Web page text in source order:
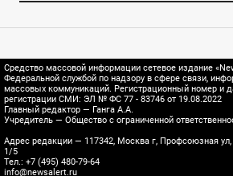
Средство массовой информации сетевое издание
Федеральной службой по надзору в сфере связи,
массовых коммуникаций. Регистрационный номер и
регистрации СМИ: ЭЛ № ФС 77 - 83746 от 19.08.2022
Главный редактор — Ганга А.А.
Учредитель — Общество с ограниченной
Адрес редакции — 117342, Москва г, Профсоюзная
1/5
Тел.: +7 (495) 480-79-64
info@newsalert.ru